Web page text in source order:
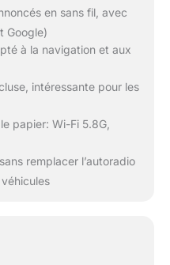
en sans fil, avec
Google)
à la navigation et aux
intéressante pour les
papier: Wi-Fi 5.8G,
remplacer l’autoradio